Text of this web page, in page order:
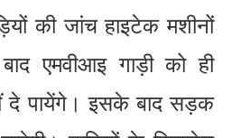
की जांच हाइटेक मशीनों
एमवीआइ गाड़ी को ही
दे पायेंगे। इसके बाद सड़क